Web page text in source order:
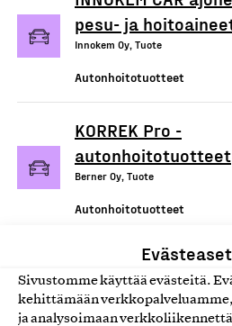
Sivustomme käyttää evästeitä.
kehittämään
ja analysoimaan
pesu- ja
Innokem Oy, Tuote
Autonhoitotuotteet
KORREK Pro -
autonhoitotuotteet
Berner Oy, Tuote
Autonhoitotuotteet
KORREK Originals -
autonhoitotuotteet
Berner Oy, Tuote